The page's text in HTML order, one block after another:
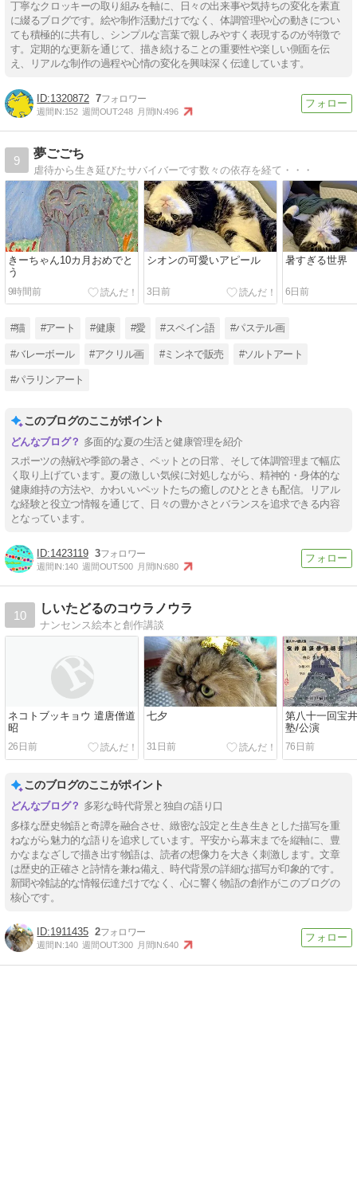
丁寧なクロッキーの取り組みを軸に、日々の出来事や気持ちの変化を素直
に綴るブログです。絵や制作活動だけでなく、体調管理や心の動きについ
ても積極的に共有し、シンプルな言葉で親しみやすく表現するのが特徴で
す。定期的な更新を通じて、描き続けることの重要性や楽しい側面を伝
え、リアルな制作の過程や心情の変化を興味深く伝達しています。
1320872 7
週間IN:152 週間OUT:248 月間IN:496
9
夢ごごち
虐待から生き延びたサバイバーです数々の依存を経て・・・
きーちゃん10カ月おめでと
う
9時間前
シオンの可愛いアピール
3日前
暑すぎる世界
6日前
#猫 #アート #健康 #愛 #スペイン語 #パステル画
#バレーボール #アクリル画 #ミンネで販売 #ソルトアート
#パラリンアート
このブログのここがポイント
多面的な夏の生活と健康管理を紹介
スポーツの熱戦や季節の暑さ、ペットとの日常、そして体調管理まで幅広
く取り上げています。夏の激しい気候に対処しながら、精神的・身体的な
健康維持の方法や、かわいいペットたちの癒しのひとときも配信。リアル
な経験と役立つ情報を通じて、日々の豊かさとバランスを追求できる内容
となっています。
1423119 3
週間IN:140 週間OUT:500 月間IN:680
10
しいたどるのコウラノウラ
ナンセンス絵本と創作講談
ネコトブッキョウ 遣唐僧道
昭
26日前
七夕
31日前
第八十一回宝
塾/公演
76日前
このブログのここがポイント
多彩な時代背景と独自の語り口
多様な歴史物語と奇譚を融合させ、緻密な設定と生き生きとした描写を重
ねながら魅力的な語りを追求しています。平安から幕末までを縦軸に、豊
かなまなざしで描き出す物語は、読者の想像力を大きく刺激します。文章
は歴史的正確さと詩情を兼ね備え、時代背景の詳細な描写が印象的です。
新聞や雑誌的な情報伝達だけでなく、心に響く物語の創作がこのブログの
核心です。
1911435 2
週間IN:140 週間OUT:300 月間IN:640